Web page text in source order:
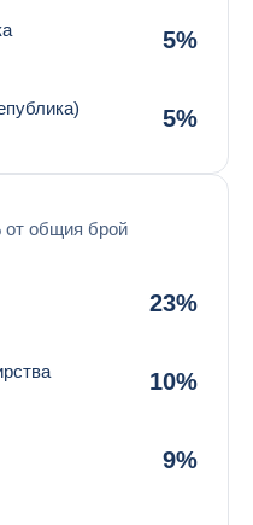
5%
5%
от общия брой
23%
10%
9%